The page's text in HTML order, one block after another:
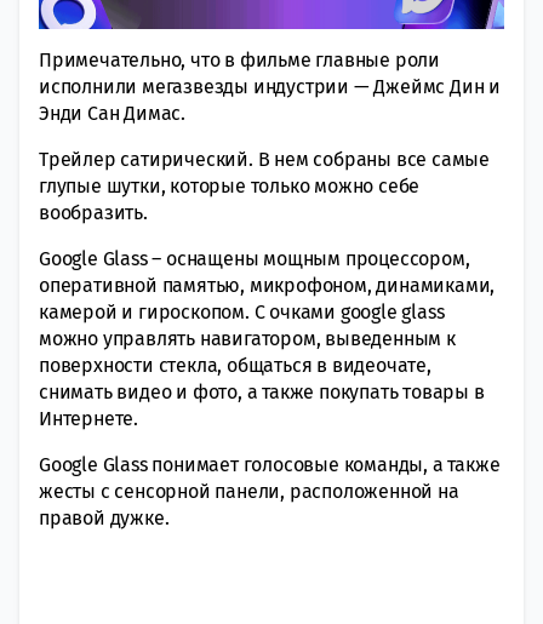
Примечательно, что в фильме главные роли
исполнили мегазвезды индустрии — Джеймс Дин и
Энди Сан Димас.
Трейлер сатирический. В нем собраны все самые
глупые шутки, которые только можно себе
вообразить.
Google Glass – оснащены мощным процессором,
оперативной памятью, микрофоном, динамиками,
камерой и гироскопом. С очками google glass
можно управлять навигатором, выведенным к
поверхности стекла, общаться в видеочате,
снимать видео и фото, а также покупать товары в
Интернете.
Google Glass понимает голосовые команды, а также
жесты с сенсорной панели, расположенной на
правой дужке.